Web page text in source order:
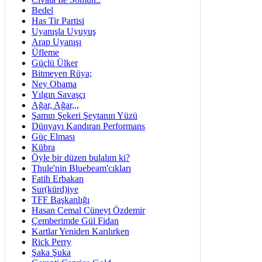
Bedel
Has Tir Partisi
Uyanışla Uyuyuş
Arap Uyanışı
Üfleme
Güçlü Ülker
Bitmeyen Rüya;
Ney Obama
Yılgın Savaşçı
Ağar, Ağar,,,
Şamın Şekeri Şeytanın Yüzü
Dünyayı Kandıran Performans
Güç Elması
Kübra
Öyle bir düzen bulalım ki?
Thule'nin Bluebeam'cıkları
Fatih Erbakan
Sur(kürd)iye
TFF Başkanlığı
Hasan Cemal Cüneyt Özdemir
Çemberimde Gül Fidan
Kartlar Yeniden Karılırken
Rick Perry
Şaka Şuka